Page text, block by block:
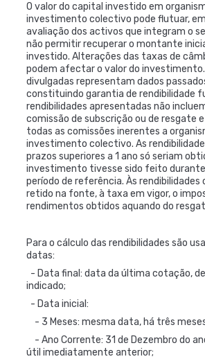
O valor do capital investido em
investimento colectivo pode flutuar,
avaliação dos activos que integram o
não permitir recuperar o montante
investido. Alterações das taxas de
podem afectar o valor do investimento.
divulgadas representam dados
constituindo garantia de rendibilidade
rendibilidades apresentadas não
comissão de subscrição ou de resgate
todas as comissões inerentes a
investimento colectivo. As
prazos superiores a 1 ano só seriam
investimento tivesse sido feito
período de referência. Às rendibilidades
retido na fonte, à taxa em vigor, o
rendimentos obtidos aquando do
Para o cálculo das rendibilidades são
datas:
- Data final: data da última cotação,
indicado;
- Data inicial:
- 3 Meses: mesma data, há três
- Ano Corrente: 31 de Dezembro do
útil imediatamente anterior;